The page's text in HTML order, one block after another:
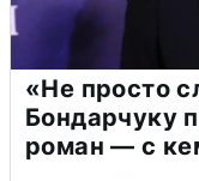
«Не просто
Бондарчуку
роман — с